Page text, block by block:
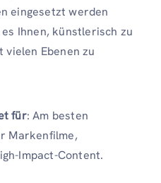
eingesetzt werden
Ihnen, künstlerisch zu
vielen Ebenen zu
für: Am besten
Markenfilme,
Impact-Content.